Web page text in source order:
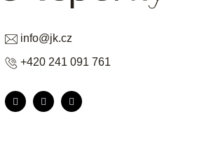
info@jk.cz
+420 241 091 761